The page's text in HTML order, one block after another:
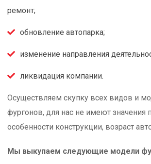
ремонт;
обновление автопарка;
изменение направления
ликвидация компании.
Осуществляем скупку всех видов и
фургонов, для нас не имеют значения
особенности конструкции, возраст
Мы выкупаем следующие модели